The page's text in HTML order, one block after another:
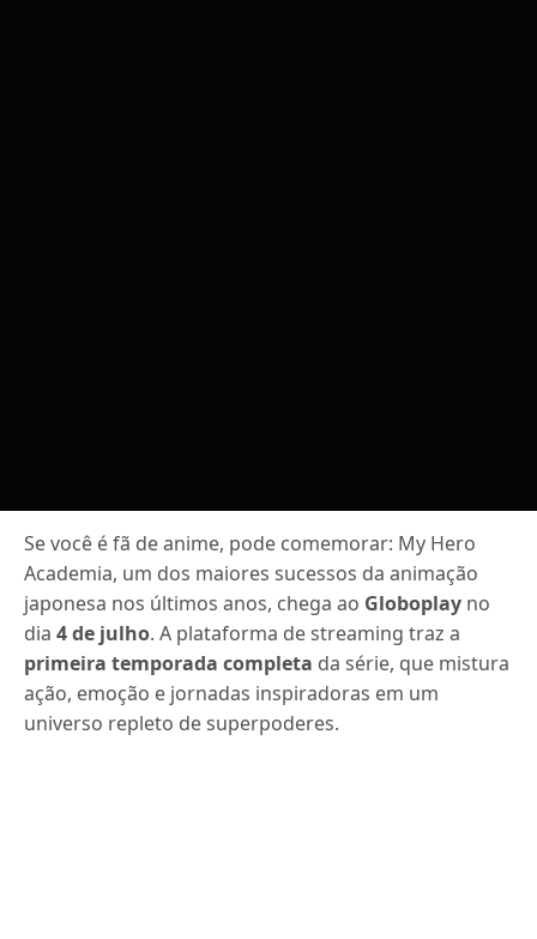
Se você é fã de anime, pode comemorar: My Hero
Academia, um dos maiores sucessos da animação
japonesa nos últimos anos, chega ao Globoplay no
dia4 de julho. A plataforma de streaming traz a
primeira temporada completa da série, que mistura
ação, emoção e jornadas inspiradoras em um
universo repleto de superpoderes.